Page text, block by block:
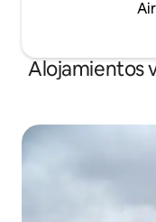
Alojamientos